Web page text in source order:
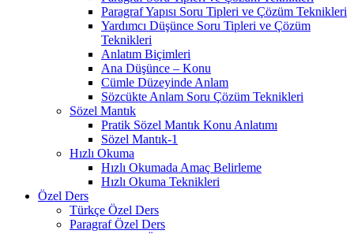
Paragraf Yapısı Soru Tipleri ve Çözüm Teknikleri
Yardımcı Düşünce Soru Tipleri ve Çözüm
Teknikleri
Anlatım Biçimleri
Ana Düşünce – Konu
Cümle Düzeyinde Anlam
Sözcükte Anlam Soru Çözüm Teknikleri
Sözel Mantık
Pratik Sözel Mantık Konu Anlatımı
Sözel Mantık-1
Hızlı Okuma
Hızlı Okumada Amaç Belirleme
Hızlı Okuma Teknikleri
Özel Ders
Türkçe Özel Ders
Paragraf Özel Ders